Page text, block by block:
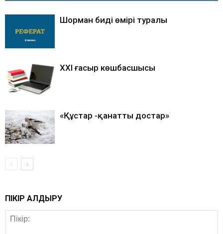
Шорман бидің өмірі туралы
ХХІ ғасыр көшбасшысы
«Құстар -қанатты достар»
ПІКІР ҚАЛДЫРУ